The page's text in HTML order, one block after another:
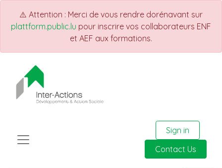
⚠️ Attention : Merci de vous rendre dorénavant sur
plattform.public.lu pour inscrire vos collaborateurs ENF
et AEF aux formations.
Sign in
Contact Us